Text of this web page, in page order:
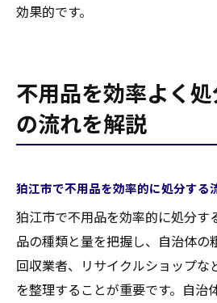
効果的です。
不用品を効率よく
の流れを解説
狛江市で不用品を効率的に処分する
狛江市で不用品を効率的に処分す
品の種類と量を把握し、自治体の
回収業者、リサイクルショップな
を整理することが重要です。自治